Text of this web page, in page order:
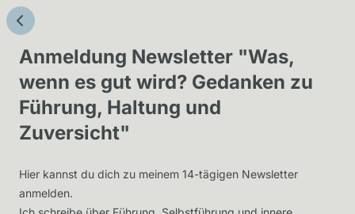
Anmeldung Newsletter "Was,
wenn es gut wird? Gedanken zu
Führung, Haltung und
Zuversicht"
Hier kannst du dich zu meinem 14-tägigen Newsletter
anmelden.